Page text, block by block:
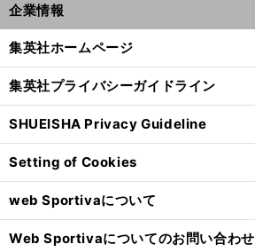
企業情報
集英社ホームページ
集英社プライバシーガイドライン
SHUEISHA Privacy Guideline
Setting of Cookies
web Sportivaについて
Web Sportivaについてのお問い合わせ